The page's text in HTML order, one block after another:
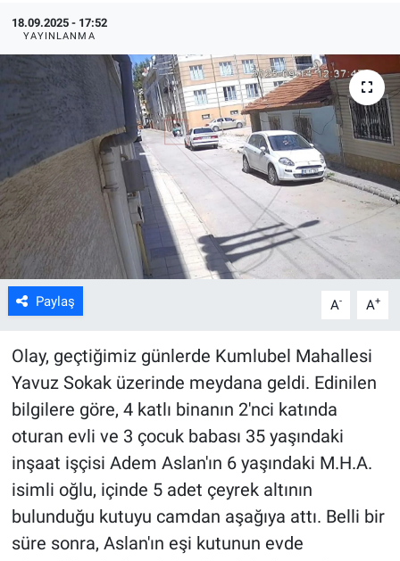
18.09.2025 - 17:52
YAYINLANMA
Paylaş A- A+
Olay, geçtiğimiz günlerde Kumlubel Mahallesi
Yavuz Sokak üzerinde meydana geldi. Edinilen
bilgilere göre, 4 katlı binanın 2'nci katında
oturan evli ve 3 çocuk babası 35 yaşındaki
inşaat işçisi Adem Aslan'ın 6 yaşındaki M.H.A.
isimli oğlu, içinde 5 adet çeyrek altının
bulunduğu kutuyu camdan aşağıya attı. Belli bir
süre sonra, Aslan'ın eşi kutunun evde
EKONOMİ
SPOR
ASAYİŞ
Haber Arşivi